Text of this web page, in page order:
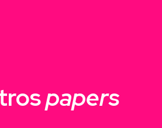
papers